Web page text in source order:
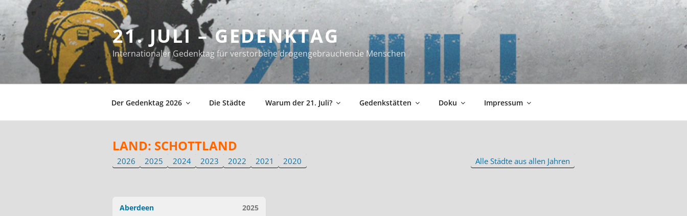
Inhalt
springen
21. JULI – GEDENKTAG
Internationaler Gedenktag für verstorbene drogengebrauchende Menschen
Der Gedenktag 2026 Die Städte Warum der 21. Juli? Gedenkstätten Doku Impressum
LAND: SCHOTTLAND
2026 2025 2024 2023 2022 2021 2020 Alle Städte aus allen Jahren
2025
Aberdeen